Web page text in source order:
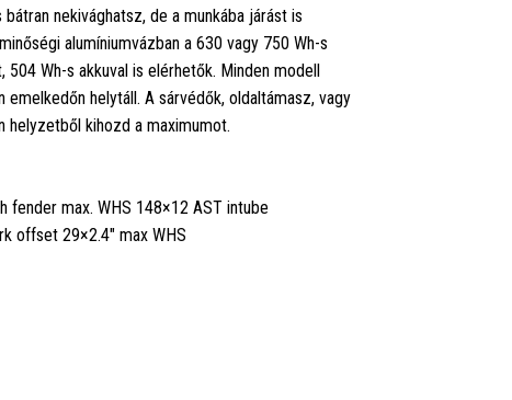
nekivághatsz, de a munkába járást is
alumíniumvázban a 630 vagy 750 Wh-s
Wh-s akkuval is elérhetők. Minden modell
helytáll. A sárvédők, oldaltámasz, vagy
helyzetből kihozd a maximumot.
fender max. WHS 148×12 AST intube
offset 29×2.4" max WHS